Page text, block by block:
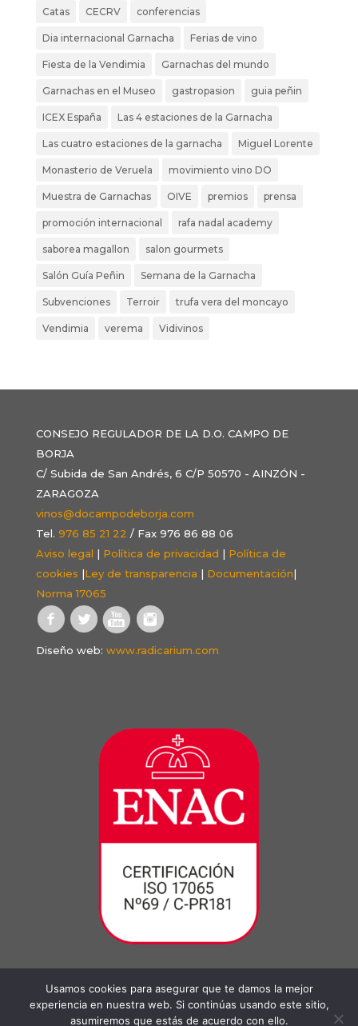
Catas CECRV conferencias
Dia internacional Garnacha Ferias de vino
Fiesta de la Vendimia Garnachas del mundo
Garnachas en el Museo gastropasion guia peñin
ICEX España Las 4 estaciones de la Garnacha
Las cuatro estaciones de la garnacha Miguel Lorente
Monasterio de Veruela movimiento vino DO
Muestra de Garnachas OIVE premios prensa
promoción internacional rafa nadal academy
saborea magallon salon gourmets
Salón Guía Peñin Semana de la Garnacha
Subvenciones Terroir trufa vera del moncayo
Vendimia verema Vidivinos
CONSEJO REGULADOR DE LA D.O. CAMPO DE
BORJA
C/ Subida de San Andrés, 6 C/P 50570 - AINZÓN -
ZARAGOZA
vinos@docampodeborja.com
Tel. 976 85 21 22 / Fax 976 86 88 06
Aviso legal | Política de privacidad | Política de
cookies |Ley de transparencia | Documentación|
Norma 17065
Diseño web: www.radicarium.com
Usamos cookies para asegurar que te damos la mejor
experiencia en nuestra web. Si continúas usando este sitio,
asumiremos que estás de acuerdo con ello.